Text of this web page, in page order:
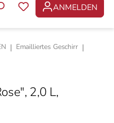
DU HAST 0
ANMELDEN
| Emailliertes Geschirr |
2,0 L,